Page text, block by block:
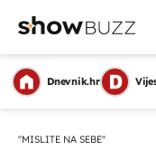
Dnevnik.hr
"MISLITE NA SEBE"